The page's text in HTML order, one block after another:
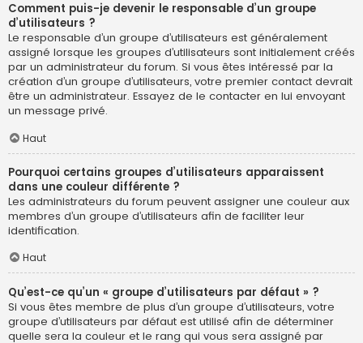
Comment puis-je devenir le responsable d’un groupe
d’utilisateurs ?
Le responsable d’un groupe d’utilisateurs est généralement
assigné lorsque les groupes d’utilisateurs sont initialement créés
par un administrateur du forum. Si vous êtes intéressé par la
création d’un groupe d’utilisateurs, votre premier contact devrait
être un administrateur. Essayez de le contacter en lui envoyant
un message privé.
Haut
Pourquoi certains groupes d’utilisateurs apparaissent
dans une couleur différente ?
Les administrateurs du forum peuvent assigner une couleur aux
membres d’un groupe d’utilisateurs afin de faciliter leur
identification.
Haut
Qu’est-ce qu’un « groupe d’utilisateurs par défaut » ?
Si vous êtes membre de plus d’un groupe d’utilisateurs, votre
groupe d’utilisateurs par défaut est utilisé afin de déterminer
quelle sera la couleur et le rang qui vous sera assigné par